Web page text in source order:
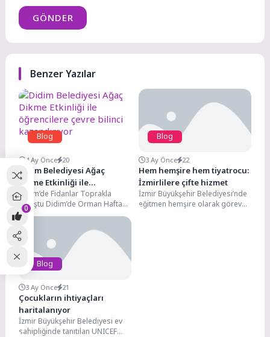
GÖNDER
Benzer Yazılar
Blog
4 Ay Önce 20
Didim Belediyesi Ağaç
Dikme Etkinliği ile
öğrencilere çevre bilinci
kazandırıyor
Didim’de Fidanlar Toprakla
Buluştu Didim’de Orman Haftası
kapsamında anlamlı bir etkinlik
Belediyesi’ne ait Efeler...
Blog
3 Ay Önce 22
Hem hemşire hem tiyatrocu:
İzmirlilere çifte hizmet
İzmir Büyükşehir Belediyesi’nde
eğitmen hemşire olarak görev
Blog
3 Ay Önce 21
Çocukların ihtiyaçları
haritalanıyor
İzmir Büyükşehir Belediyesi ev
sahipliğinde tanıtılan UNICEF
0